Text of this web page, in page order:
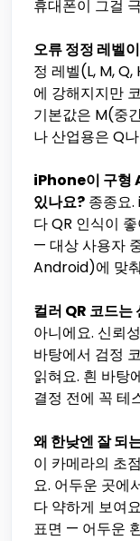
휴대폰이 그걸
오류 정정 레벨
정 레벨(L, M,
에 강해지지만
기본값은 M(중
나 산업용은 Q
iPhone이 구형
있나요? 종종요
다 QR 인식이
— 대상 사용자
Android)에 맞
컬러 QR 코드는
아니에요. 신뢰
바탕에서 검정
읽혀요. 흰 바탕
결정 전에 꼭 테
왜 한낮엔 잘 되
이 카메라의 초
요. 어두운 곳에
다 약하게 보여
표면 — 어두운